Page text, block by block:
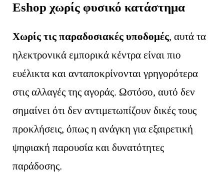
Eshop χωρίς φυσικό κατάστημα
Χωρίς τις παραδοσιακές υποδομές, αυτά τα
ηλεκτρονικά εμπορικά κέντρα είναι πιο
ευέλικτα και ανταποκρίνονται γρηγορότερα
στις αλλαγές της αγοράς. Ωστόσο, αυτό δεν
σημαίνει ότι δεν αντιμετωπίζουν δικές τους
προκλήσεις, όπως η ανάγκη για εξαιρετική
ψηφιακή παρουσία και δυνατότητες
παράδοσης.